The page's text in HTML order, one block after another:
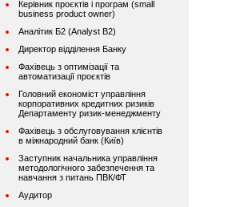
Керівник проєктів і програм (small
business product owner)
Аналітик Б2 (Analyst B2)
Директор відділення Банку
Фахівець з оптимізації та
автоматизації проєктів
Головний економіст управління
корпоративних кредитних ризиків
Департаменту ризик-менеджменту
Фахівець з обслуговування клієнтів
в міжнародний банк (Київ)
Заступник начальника управління
методологічного забезпечення та
навчання з питань ПВК/ФТ
Аудитор